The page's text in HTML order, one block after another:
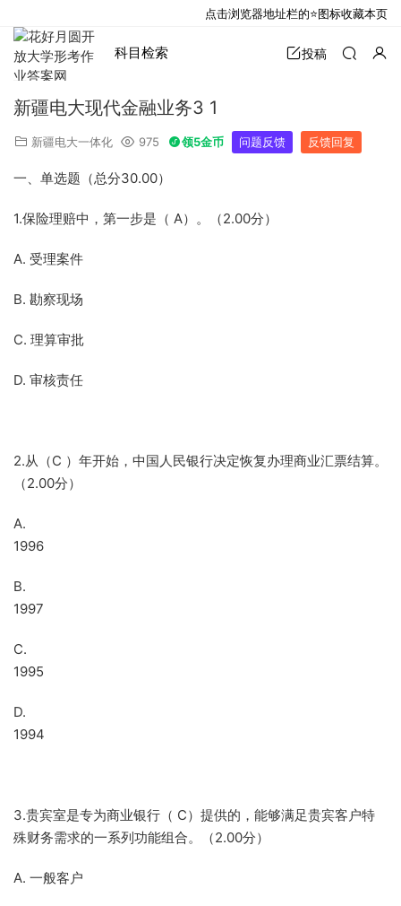
科目检索 投稿
新疆电大现代金融业务3 1
新疆电大一体化 975 领5金币 问题反馈 反馈回复
一、单选题（总分30.00）
1.保险理赔中，第一步是（ A）。（2.00分）
A. 受理案件
B. 勘察现场
C. 理算审批
D. 审核责任
2.从（C ）年开始，中国人民银行决定恢复办理商业汇票结算。
（2.00分）
A.
1996
B.
1997
C.
1995
D.
1994
3.贵宾室是专为商业银行（ C）提供的，能够满足贵宾客户特
殊财务需求的一系列功能组合。（2.00分）
A. 一般客户
点击浏览器地址栏的⭐图标收藏本页